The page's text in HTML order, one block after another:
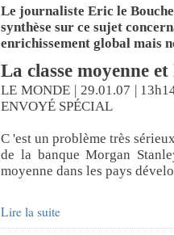
Le journaliste Eric le
synthèse sur ce sujet
enrichissement global mais
La classe moyenne
LE MONDE | 29.01.07 |
ENVOYÉ SPÉCIAL
C 'est un problème très
de la banque Morgan
moyenne dans les pays
Lire la suite